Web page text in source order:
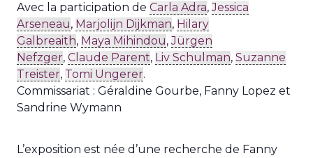
Avec la participation de Carla Adra,Jessica
Arseneau, Marjolijn Dijkman, Hilary
Galbreaith, Maya Mihindou,Jürgen
Nefzger, Claude Parent, Liv Schulman, Suzanne
Treister, Tomi Ungerer.
Commissariat : Géraldine Gourbe, Fanny Lopez et
Sandrine Wymann
L’exposition est née d’une recherche de Fanny